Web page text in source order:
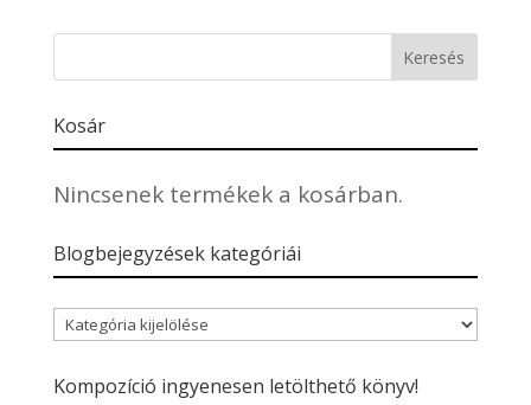
Kosár
Nincsenek termékek a kosárban.
Blogbejegyzések kategóriái
Blogbejegyzések
kategóriái
Kompozíció ingyenesen letölthető könyv!